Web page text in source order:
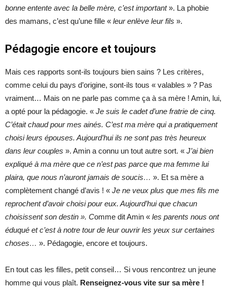
bonne entente avec la belle mère, c’est important». La phobie
des mamans, c’est qu’une fille « leur enlève leur fils ».
Pédagogie encore et toujours
Mais ces rapports sont-ils toujours bien sains ? Les critères,
comme celui du pays d’origine, sont-ils tous « valables » ? Pas
vraiment… Mais on ne parle pas comme ça à sa mère ! Amin, lui,
a opté pour la pédagogie. « Je suis le cadet d’une fratrie de cinq.
C’était chaud pour mes ainés. C’est ma mère qui a pratiquement
choisi leurs épouses. Aujourd’hui ils ne sont pas très heureux
dans leur couples ». Amin a connu un tout autre sort. « J’ai bien
expliqué à ma mère que ce n’est pas parce que ma femme lui
plaira, que nous n’auront jamais de soucis… ». Et sa mère a
complètement changé d’avis ! « Je ne veux plus que mes fils me
reprochent d’avoir choisi pour eux. Aujourd’hui que chacun
choisissent son destin ». Comme dit Amin « les parents nous ont
éduqué et c’est à notre tour de leur ouvrir les yeux sur certaines
choses… ». Pédagogie, encore et toujours.
En tout cas les filles, petit conseil… Si vous rencontrez un jeune
homme qui vous plaît. Renseignez-vous vite sur sa mère !